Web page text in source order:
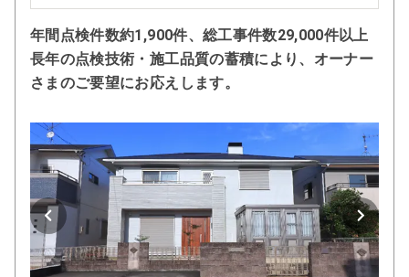
年間点検件数約1,900件、総工事件数29,000件以上
長年の点検技術・施工品質の蓄積により、オーナー
さまのご要望にお応えします。